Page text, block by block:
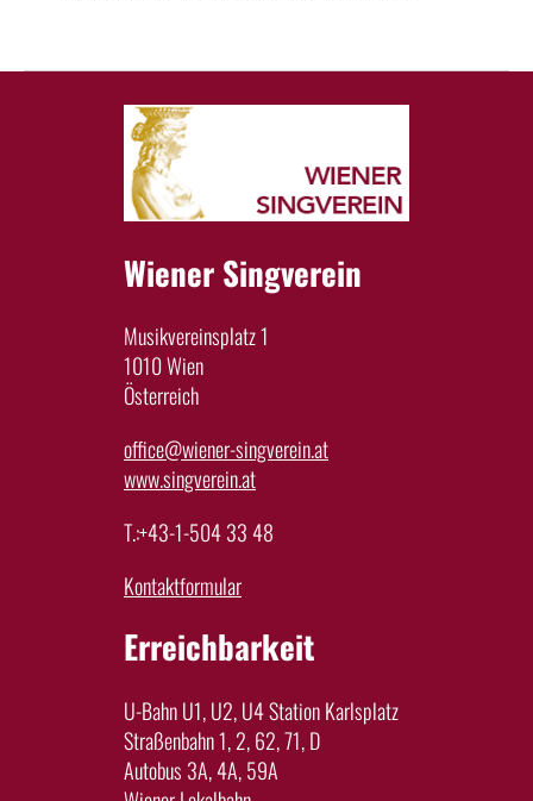
Wiener Singverein
Musikvereinsplatz 1
1010 Wien
Österreich
office@wiener-singverein.at
www.singverein.at
T.:+43-1-504 33 48
Kontaktformular
Erreichbarkeit
U-Bahn U1, U2, U4 Station Karlsplatz
Straßenbahn 1, 2, 62, 71, D
Autobus 3A, 4A, 59A